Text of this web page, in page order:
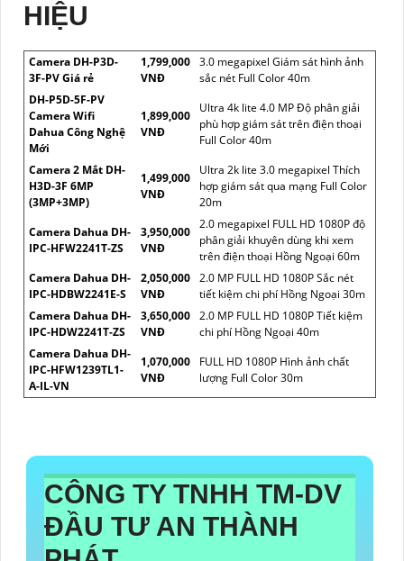
HIỆU
Camera DH-P3D-
3F-PV Giá rẻ
1,799,000
VNĐ
3.0 megapixel Giám sát hình ảnh
sắc nét Full Color 40m
DH-P5D-5F-PV
Camera Wifi
Dahua Công Nghệ
Mới
1,899,000
VNĐ
Ultra 4k lite 4.0 MP Độ phân giải
phù hợp giám sát trên điện thoại
Full Color 40m
Camera 2 Mắt DH-
H3D-3F 6MP
(3MP+3MP)
1,499,000
VNĐ
Ultra 2k lite 3.0 megapixel Thích
hợp giám sát qua mạng Full Color
20m
Camera Dahua DH-
IPC-HFW2241T-ZS
3,950,000
VNĐ
2.0 megapixel FULL HD 1080P độ
phân giải khuyên dùng khi xem
trên điện thoại Hồng Ngoại 60m
Camera Dahua DH-
IPC-HDBW2241E-S
2,050,000
VNĐ
2.0 MP FULL HD 1080P Sắc nét
tiết kiệm chi phí Hồng Ngoại 30m
Camera Dahua DH-
IPC-HDW2241T-ZS
3,650,000
VNĐ
2.0 MP FULL HD 1080P Tiết kiệm
chi phí Hồng Ngoại 40m
Camera Dahua DH-
IPC-HFW1239TL1-
A-IL-VN
1,070,000
VNĐ
FULL HD 1080P Hình ảnh chất
lượng Full Color 30m
CÔNG TY TNHH TM-DV
ĐẦU TƯ AN THÀNH